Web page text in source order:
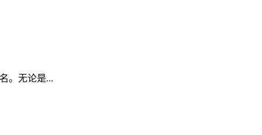
。无论是...